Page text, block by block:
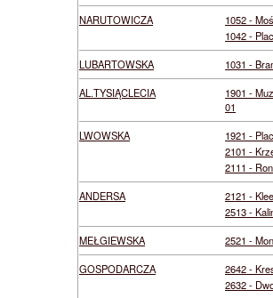
NARUTOWICZA
1052 -
1042 -
LUBARTOWSKA
1031 -
AL.TYSIĄCLECIA
1901 -
01
LWOWSKA
1921 -
2101 -
2111 -
ANDERSA
2121 -
2513 -
MEŁGIEWSKA
2521 -
GOSPODARCZA
2642 -
2632 -